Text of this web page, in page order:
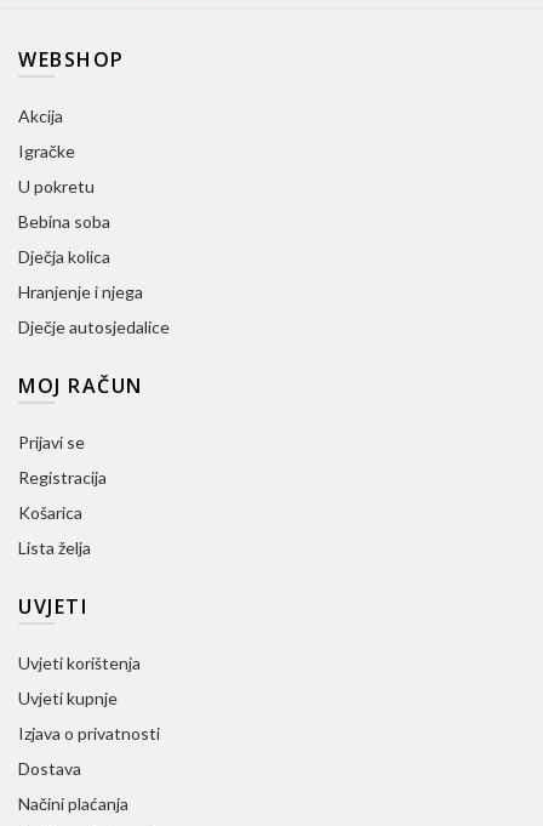
WEBSHOP
Akcija
Igračke
U pokretu
Bebina soba
Dječja kolica
Hranjenje i njega
Dječje autosjedalice
MOJ RAČUN
Prijavi se
Registracija
Košarica
Lista želja
UVJETI
Uvjeti korištenja
Uvjeti kupnje
Izjava o privatnosti
Dostava
Načini plaćanja